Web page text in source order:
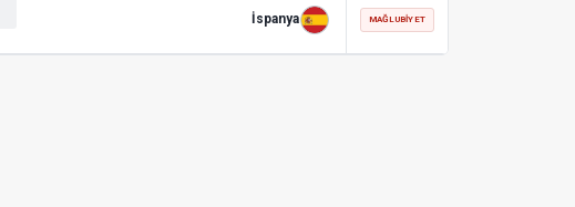
İspanya MAĞLUBIYET